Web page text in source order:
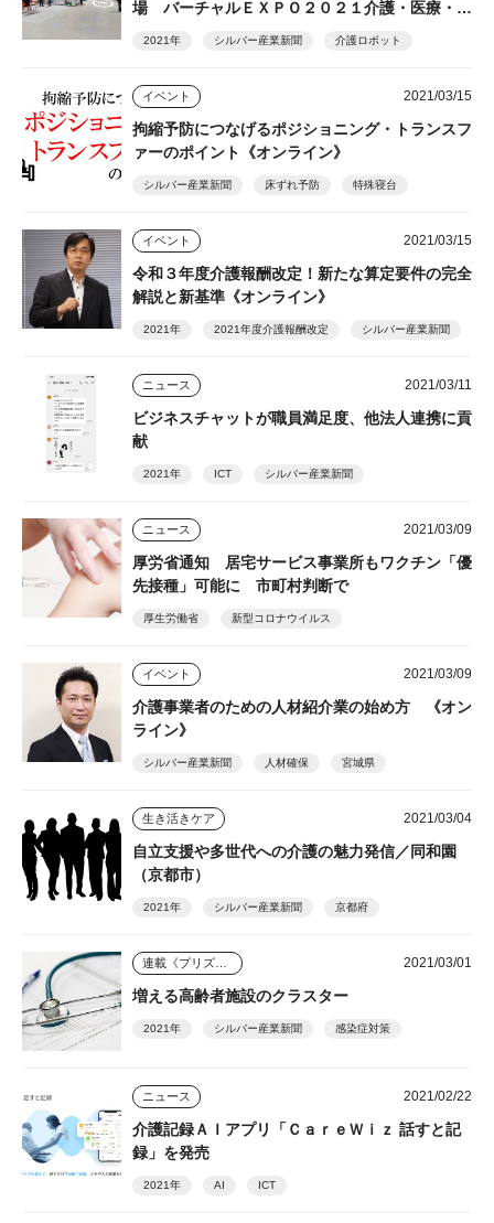
場 バーチャルＥＸＰＯ２０２１介護・医療・福
2021年 シルバー産業新聞 介護ロボット
イベント 2021/03/15
拘縮予防につなげるポジショニング・トランスフ
ァーのポイント《オンライン》
シルバー産業新聞 床ずれ予防 特殊寝台
イベント 2021/03/15
令和３年度介護報酬改定！新たな算定要件の完全
解説と新基準《オンライン》
2021年 2021年度介護報酬改定 シルバー産業新聞
ニュース 2021/03/11
ビジネスチャットが職員満足度、他法人連携に貢
献
2021年 ICT シルバー産業新聞
ニュース 2021/03/09
厚労省通知 居宅サービス事業所もワクチン「優
先接種」可能に 市町村判断で
厚生労働省 新型コロナウイルス
イベント 2021/03/09
介護事業者のための人材紹介業の始め方 《オン
ライン》
シルバー産業新聞 人材確保 宮城県
生き活きケア 2021/03/04
自立支援や多世代への介護の魅力発信／同和園
（京都市）
2021年 シルバー産業新聞 京都府
2021/03/01
増える高齢者施設のクラスター
2021年 シルバー産業新聞 感染症対策
ニュース 2021/02/22
介護記録ＡＩアプリ「ＣａｒｅＷｉｚ 話すと記
録」を発売
2021年 AI ICT